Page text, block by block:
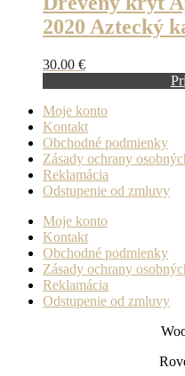
2020 Aztecký
30.00 €
Moje konto
Kontakt
Obchodné podmienky
Zásady ochrany
Reklamácia
Odstupenie od zmluvy
Moje konto
Kontakt
Obchodné podmienky
Zásady ochrany
Reklamácia
Odstupenie od zmluvy